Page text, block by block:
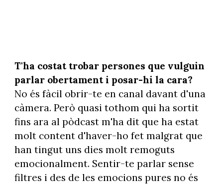
T'ha costat trobar persones que vulguin
parlar obertament i posar-hi la cara?
No és fàcil obrir-te en canal davant d'una
càmera. Però quasi tothom qui ha sortit
fins ara al pòdcast m'ha dit que ha estat
molt content d'haver-ho fet malgrat que
han tingut uns dies molt remoguts
emocionalment. Sentir-te parlar sense
filtres i des de les emocions pures no és